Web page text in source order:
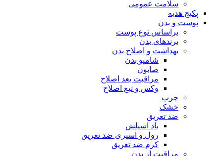
سلامت عمومی
پکیج هدیه
پوست و بدن
براساس نوع پوست
برندهای بدن
بهداشت و اصلاح بدن
شامپو بدن
صابون
مراقبت بعد اصلاح
وکس و تیغ اصلاح
چرب
خشک
ضد تعریق
باد اسپلش
رول و اسپری ضد تعریق
کرم ضد تعریق
مراقبت از بدن